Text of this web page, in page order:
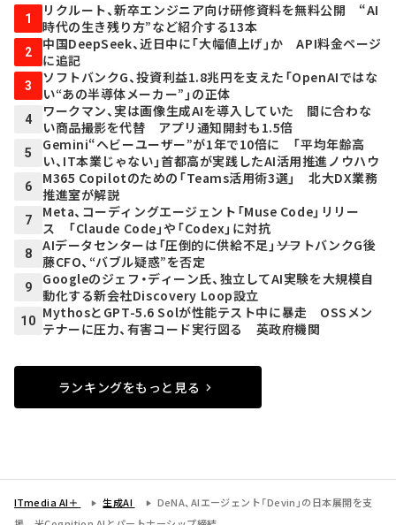
1
リクルート、新卒エンジニア向け研修資料を無料公開 “AI
時代の生き残り方”など紹介する13本
2
中国DeepSeek、近日中に「大幅値上げ」か API料金ページ
に追記
3
ソフトバンクG、投資利益1.8兆円を支えた「OpenAIではな
い“あの半導体メーカー”」の正体
4
ワークマン、実は画像生成AIを導入していた 間に合わな
い商品撮影を代替 アプリ通知開封も1.5倍
5
Gemini“ヘビーユーザー”が1年で10倍に 「平均年齢高
い、IT本業じゃない」首都高が実践したAI活用推進ノウハウ
6
M365 Copilotのための「Teams活用術3選」 北大DX業務
推進室が解説
7
Meta、コーディングエージェント「Muse Code」リリー
ス 「Claude Code」や「Codex」に対抗
8
AIデータセンターは「圧倒的に供給不足」――ソフトバンクG後
藤CFO、“バブル疑惑”を否定
9
Googleのジェフ・ディーン氏、独立してAI実験を大規模自
動化する新会社Discovery Loop設立
10 MythosとGPT-5.6 Solが性能テスト中に暴走 OSSメン
テナーに圧力、有害コード実行図る 英政府機関
ランキングをもっと見る
ITmedia AI＋ 生成AI
DeNA、AIエージェント「Devin」の日本展開を支